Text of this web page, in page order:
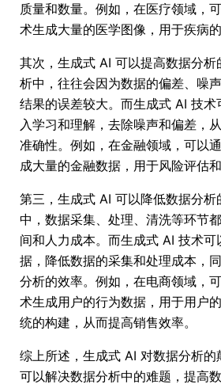
质量和数量。例如，在医疗领域，
术生成大量的医学图像，用于疾病的
其次，生成式 AI 可以提高数据分析
析中，往往会因为数据的偏差、噪
结果的误差较大。而生成式 AI 技术
入学习和理解，去除噪声和偏差，
准确性。例如，在金融领域，可以
成大量的金融数据，用于风险评估和
第三，生成式 AI 可以降低数据分
中，数据采集、处理、清洗等环节
间和人力成本。而生成式 AI 技术可
据，降低数据的采集和处理成本，
分析的效率。例如，在电商领域，
术生成用户的行为数据，用于用户
统的构建，从而提高销售效率。
综上所述，生成式 AI 对数据分析的
可以解决数据分析中的难题，提高